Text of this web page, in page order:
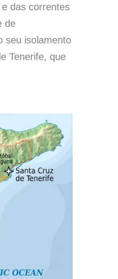
das correntes
de
seu isolamento
Tenerife, que